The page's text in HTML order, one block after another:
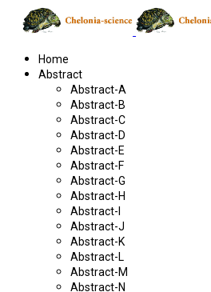
Home
Abstract
Abstract-A
Abstract-B
Abstract-C
Abstract-D
Abstract-E
Abstract-F
Abstract-G
Abstract-H
Abstract-I
Abstract-J
Abstract-K
Abstract-L
Abstract-M
Abstract-N